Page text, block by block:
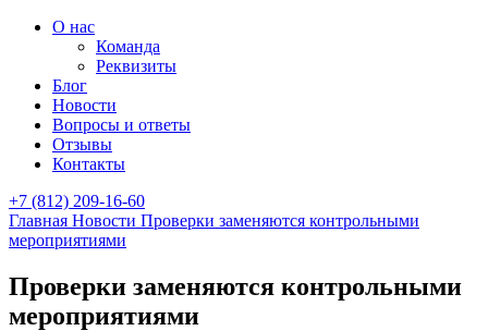
О нас
Команда
Реквизиты
Блог
Новости
Вопросы и ответы
Отзывы
Контакты
+7 (812) 209-16-60
Главная Новости Проверки заменяются контрольными
мероприятиями
Проверки заменяются контрольными
мероприятиями